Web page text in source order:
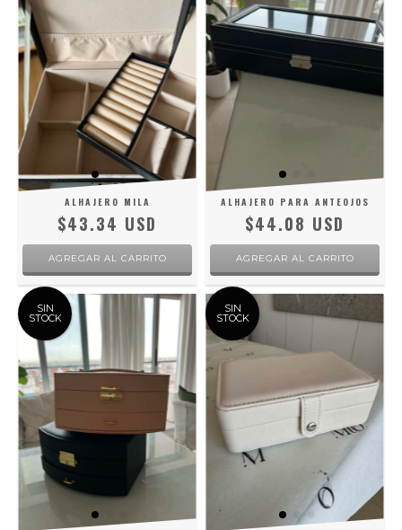
ALHAJERO MILA
$43.34 USD
ALHAJERO PARA ANTEOJOS
$44.08 USD
SIN
STOCK
SIN
STOCK